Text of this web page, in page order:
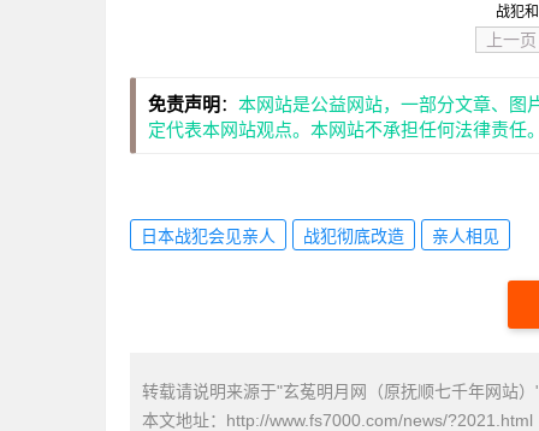
战犯
上一页
免责声明 ： 本网站是公益网站，一部分文章、图
定代表本网站观点。本网站不承担任何法律责
日本战犯会见亲人 战犯彻底改造 亲人相见
转载请说明来源于"玄菟明月网（原抚顺七千年网站）
本文地址： http://www.fs7000.com/news/?2021.html